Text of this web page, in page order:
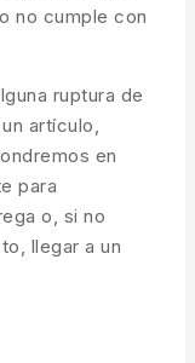
no cumple con
ruptura de
artículo,
en
para
o, si no
llegar a un